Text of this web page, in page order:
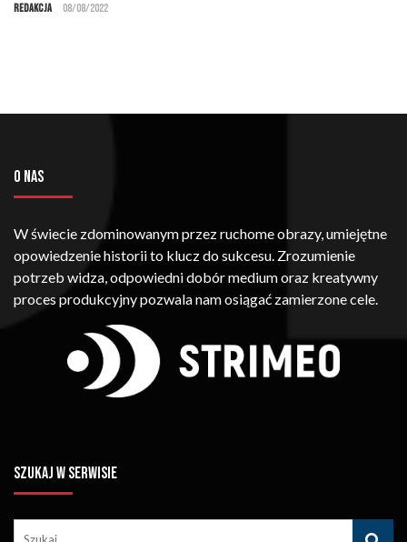
Redakcja 08/08/2022
O NAS
W świecie zdominowanym przez ruchome obrazy, umiejętne
opowiedzenie historii to klucz do sukcesu. Zrozumienie
potrzeb widza, odpowiedni dobór medium oraz kreatywny
proces produkcyjny pozwala nam osiągać zamierzone cele.
SZUKAJ W SERWISIE